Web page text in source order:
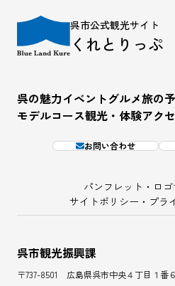
呉市公式観光サイト
くれとりっぷ
呉の魅力イベントグルメ旅の
モデルコース観光・体験アク
お問い合わせ
パンフレット・ロゴ
サイトポリシー・プラ
呉市観光振興課
〒737-8501 広島県呉市中央４丁目１